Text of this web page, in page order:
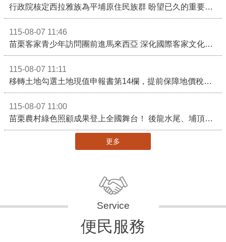
行政院核定西拉雅族為平埔原住民族群 盼望已久的重要時刻到來！8月13日起受理民族成員名冊登記
115-08-07 11:46
苗栗客家青少年訪問團前進馬來西亞 深化國際客家文化交流
115-08-07 11:11
移轉土地勾選土地現值申報書第14欄，提前保障地價稅節稅權益
115-08-07 11:00
苗栗農村綠色照顧成果登上全國舞台！ 後龍水尾、埔頂社區前進2026高齡健康產業博覽會
更多
便民服務